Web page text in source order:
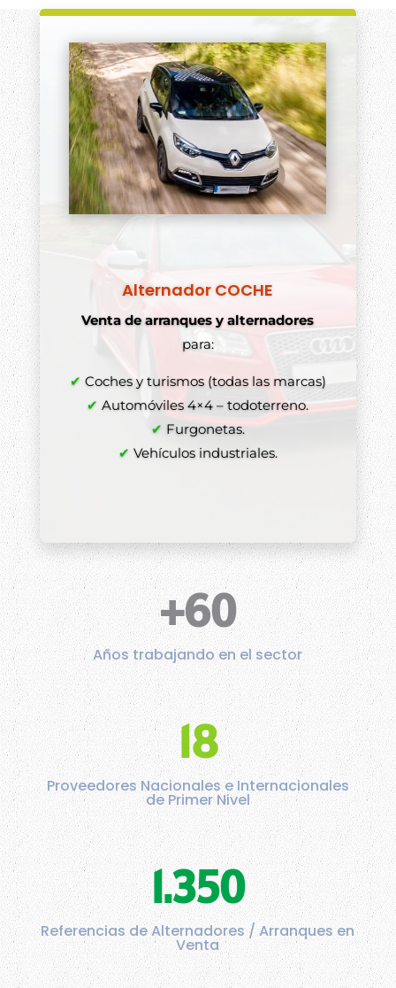
Alternador COCHE
Venta de arranques y alternadores
para:
✔ Coches y turismos (todas las marcas)
✔ Automóviles 4×4 – todoterreno.
✔ Furgonetas.
✔ Vehículos industriales.
+60
Años trabajando en el sector
18
Proveedores Nacionales e Internacionales
de Primer Nivel
1.350
Referencias de Alternadores / Arranques en
Venta